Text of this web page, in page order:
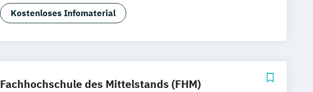
Fashion Management Marketingmanagement
Medien- und Kommunikationsmanagement
Kostenloses Infomaterial
Fachhochschule des Mittelstands (FHM)